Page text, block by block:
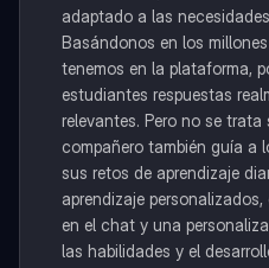
adaptado a las
Basándonos en los
tenemos en la plataforma,
estudiantes respuestas
relevantes. Pero no se trata
compañero también guía a
sus retos de aprendizaje
aprendizaje
en el chat y una
las habilidades y el